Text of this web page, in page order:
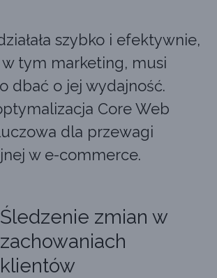
szybko i efektywnie,
w tym marketing, musi
dbać o jej wydajność.
Core Web
dla przewagi
w e-commerce.
Śledzenie zmian w
zachowaniach
klientów